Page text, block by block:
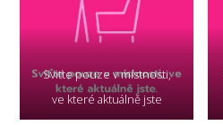
Sviťte pouze v místnosti,
ve které aktuálně jste